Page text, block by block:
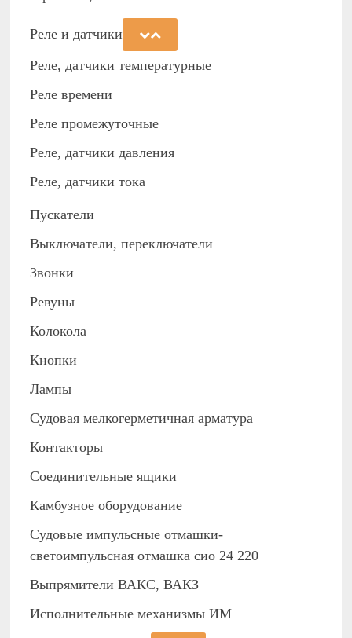
Реле и датчики
Реле, датчики температурные
Реле времени
Реле промежуточные
Реле, датчики давления
Реле, датчики тока
Пускатели
Выключатели, переключатели
Звонки
Ревуны
Колокола
Кнопки
Лампы
Судовая мелкогерметичная арматура
Контакторы
Соединительные ящики
Камбузное оборудование
Судовые импульсные отмашки-
светоимпульсная отмашка сио 24 220
Выпрямители ВАКС, ВАКЗ
Исполнительные механизмы ИМ